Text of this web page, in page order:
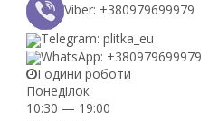
Viber: +380979699979
Telegram: plitka_eu
WhatsApp: +380979699979
Години роботи
Понеділок
10:30 — 19:00